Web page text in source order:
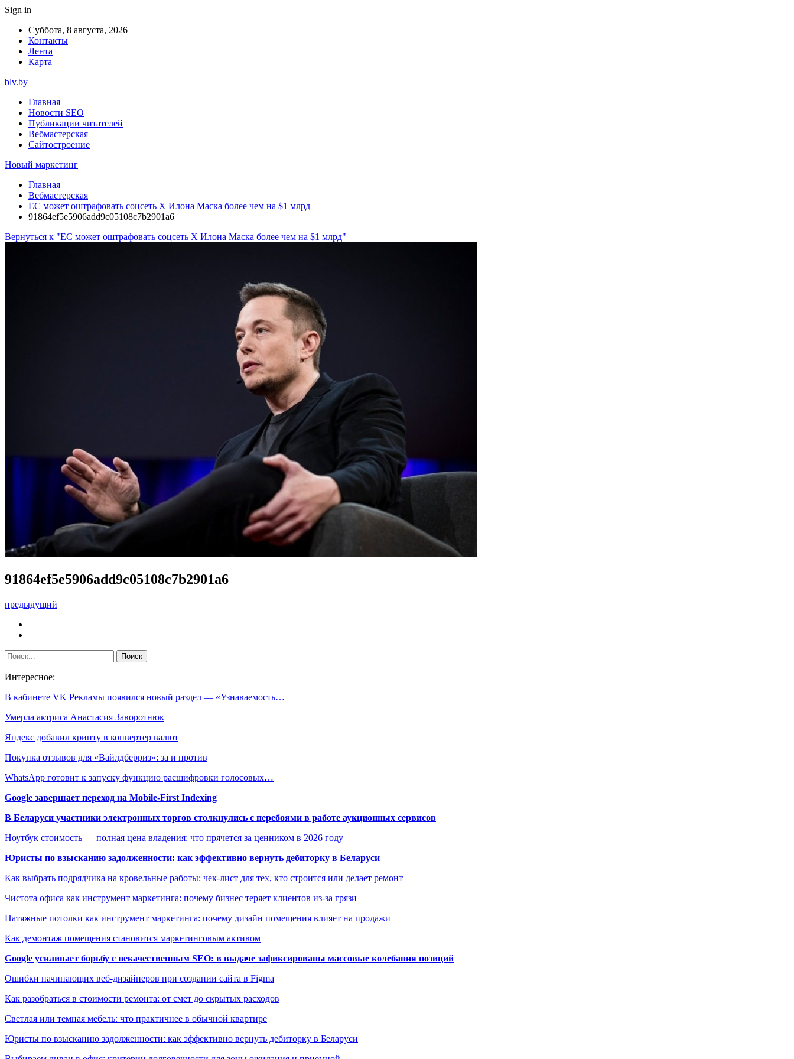
Sign in
Суббота, 8 августа, 2026
Контакты
Лента
Карта
blv.by
Главная
Новости SEO
Публикации читателей
Вебмастерская
Сайтостроение
Новый маркетинг
Главная
Вебмастерская
ЕС может оштрафовать соцсеть X Илона Маска более чем на $1 млрд
91864ef5e5906add9c05108c7b2901a6
Вернуться к "ЕС может оштрафовать соцсеть X Илона Маска более чем на $1 млрд"
91864ef5e5906add9c05108c7b2901a6
предыдущий
Интересное:
В кабинете VK Рекламы появился новый раздел — «Узнаваемость…
Умерла актриса Анастасия Заворотнюк
Яндекс добавил крипту в конвертер валют
Покупка отзывов для «Вайлдберриз»: за и против
WhatsApp готовит к запуску функцию расшифровки голосовых…
Google завершает переход на Mobile-First Indexing
В Беларуси участники электронных торгов столкнулись с перебоями в работе аукционных сервисов
Ноутбук стоимость — полная цена владения: что прячется за ценником в 2026 году
Юристы по взысканию задолженности: как эффективно вернуть дебиторку в Беларуси
Как выбрать подрядчика на кровельные работы: чек-лист для тех, кто строится или делает ремонт
Чистота офиса как инструмент маркетинга: почему бизнес теряет клиентов из-за грязи
Натяжные потолки как инструмент маркетинга: почему дизайн помещения влияет на продажи
Как демонтаж помещения становится маркетинговым активом
Google усиливает борьбу с некачественным SEO: в выдаче зафиксированы массовые колебания позиций
Ошибки начинающих веб-дизайнеров при создании сайта в Figma
Как разобраться в стоимости ремонта: от смет до скрытых расходов
Светлая или темная мебель: что практичнее в обычной квартире
Юристы по взысканию задолженности: как эффективно вернуть дебиторку в Беларуси